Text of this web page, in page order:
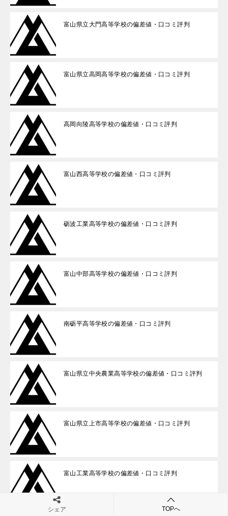
富山県立大門高等学校の偏差値・口コミ評判
富山県立高岡高等学校の偏差値・口コミ評判
高岡向陵高等学校の偏差値・口コミ評判
富山西高等学校の偏差値・口コミ評判
砺波工業高等学校の偏差値・口コミ評判
富山中部高等学校の偏差値・口コミ評判
南砺平高等学校の偏差値・口コミ評判
富山県立中央農業高等学校の偏差値・口コミ評判
富山県立上市高等学校の偏差値・口コミ評判
富山工業高等学校の偏差値・口コミ評判
シェア TOPへ